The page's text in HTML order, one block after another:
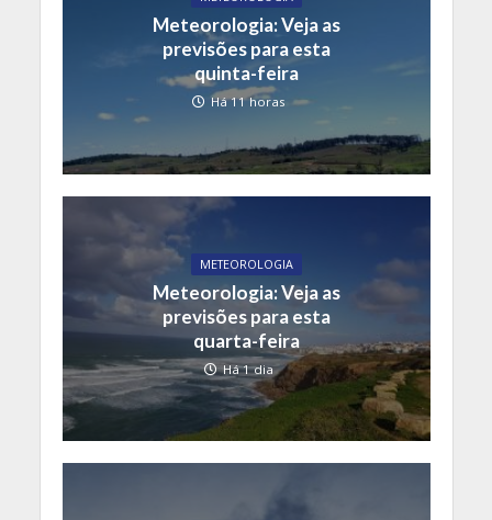
Meteorologia: Veja as
previsões para esta
quinta-feira
Há 11 horas
METEOROLOGIA
Meteorologia: Veja as
previsões para esta
quarta-feira
Há 1 dia